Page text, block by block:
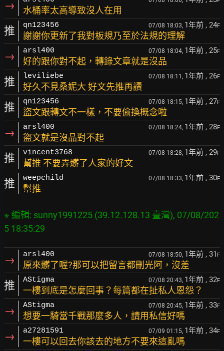
→ 水桶率太高導致沒人在用
推 qn123456 07/08 18:03, 1年前 , 24F
謝謝你更新了我對板規乃至於法規的理解
→ arsl400 07/08 18:04, 1年前 , 25F
好的跟你對不起，轉錄文章就是沒品
推 leviliebe 07/08 18:11, 1年前 , 26F
好久不見桑妮大 好文先推再讀
推 qn123456 07/08 18:15, 1年前 , 27F
盜文跟轉文不一樣，不要偷換概念啦
→ arsl400 07/08 18:24, 1年前 , 28F
盜文就是沒品對不起
推 vincent3768 07/08 18:28, 1年前 , 29F
幫推 不要弄髒了人家的好文
推 weepchild 07/08 18:33, 1年前 , 30F
幫推
※ 編輯: sunny1991225 (39.12.128.13 臺灣), 07/08/202
→ arsl400 07/08 18:50, 1年前 , 31 F
原來髒了喔?那可以把留言都刪光阿，沒差
推 AStigma 07/08 20:43, 1年前 , 32F
一樓到底是怎麼回事？每篇都在扯私人恩怨？
→ AStigma 07/08 20:45, 1年前 , 33F
想要一騎當千戰那麼多人，請用私信好嗎
→ a27281591 07/09 01:15, 1年前 , 34F
一樓可以回去你該去的地方不要來這亂嗎